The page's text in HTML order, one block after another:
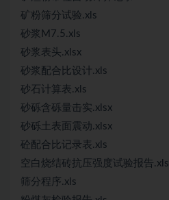
矿粉筛分试验.xls
砂浆M7.5.xls
砂浆表头.xlsx
砂浆配合比设计.xls
砂石计算表.xls
砂砾含砾量击实.xlsx
砂砾土表面震动.xlsx
砼配合比记录表.xls
空白烧结砖抗压强度试验报告.xls
筛分程序.xls